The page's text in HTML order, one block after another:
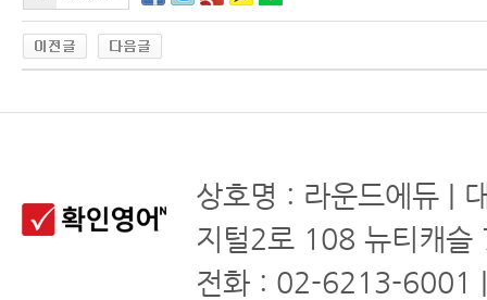
상호명 : 라운드에듀 |
지털2로 108 뉴티캐슬
전화 : 02-6213-6001